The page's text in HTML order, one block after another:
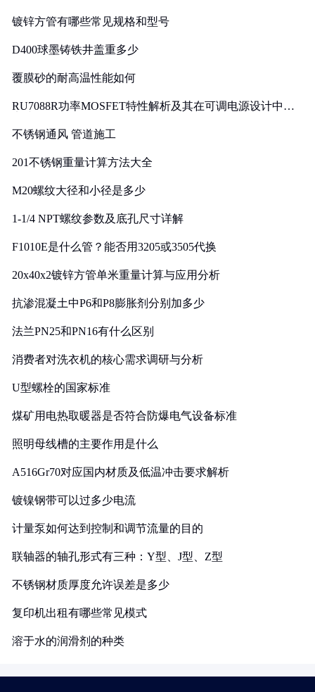
镀锌方管有哪些常见规格和型号
D400球墨铸铁井盖重多少
覆膜砂的耐高温性能如何
RU7088R功率MOSFET特性解析及其在可调电源设计中的
不锈钢通风 管道施工
201不锈钢重量计算方法大全
M20螺纹大径和小径是多少
1-1/4 NPT螺纹参数及底孔尺寸详解
F1010E是什么管？能否用3205或3505代换
20x40x2镀锌方管单米重量计算与应用分析
抗渗混凝土中P6和P8膨胀剂分别加多少
法兰PN25和PN16有什么区别
消费者对洗衣机的核心需求调研与分析
U型螺栓的国家标准
煤矿用电热取暖器是否符合防爆电气设备标准
照明母线槽的主要作用是什么
A516Gr70对应国内材质及低温冲击要求解析
镀镍钢带可以过多少电流
计量泵如何达到控制和调节流量的目的
联轴器的轴孔形式有三种：Y型、J型、Z型
不锈钢材质厚度允许误差是多少
复印机出租有哪些常见模式
溶于水的润滑剂的种类